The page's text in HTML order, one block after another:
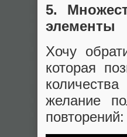
5.
элементы
Хочу
которая
желание
повторений: